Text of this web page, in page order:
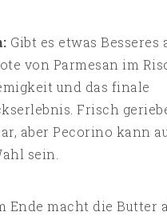
Gibt es etwas Besseres
von Parmesan im
und das finale
Frisch
aber Pecorino kann
sein.
Ende macht die Butter